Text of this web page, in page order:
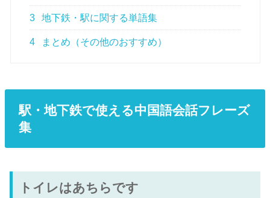
3 地下鉄・駅に関する単語集
4 まとめ（その他のおすすめ）
駅・地下鉄で使える中国語会話フレーズ
集
トイレはあちらです